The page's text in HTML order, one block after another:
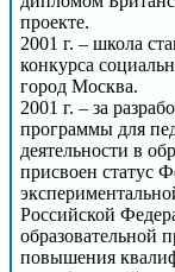
проекте.
2001 г. – школа
конкурса
город Москва.
2001 г. – за
программы для
деятельности в
присвоен статус
Российской
образовательной
повышения